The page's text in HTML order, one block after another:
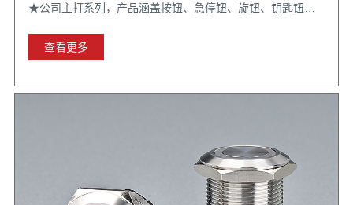
★公司主打系列，产品涵盖按钮、急停钮、旋钮、钥匙钮；
查看更多